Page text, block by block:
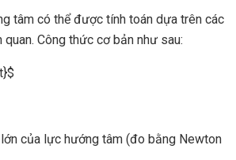
tâm có thể được tính toán dựa trên các
Công thức cơ bản như sau:
của lực hướng tâm (đo bằng Newton